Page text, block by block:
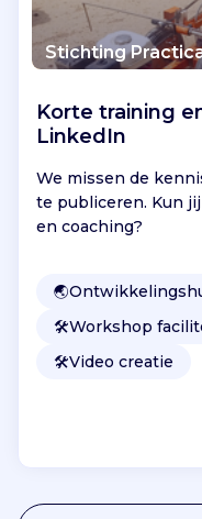
Stichting
Korte training
LinkedIn
We missen de
te publiceren. Kun
en coaching?
🌏
🛠️Workshop
🛠️Video creatie